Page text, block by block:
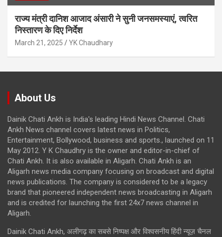
राज्य मंत्री दानिश आजाद अंसारी ने सुनी जनसमस्याएं, त्वरित
निस्तारण के दिए निर्देश
March 21, 2025 YK Chaudhary
About Us
Dainik Chati Ankh is India's leading Hindi News Channel. Chati
Ankh News channel covers latest news in Politics,
Entertainment, Bollywood, business and sports., launched on 11
May 2012. Y K Chaudhry is the owner and editor-in-chief of
Chati Ankh. It is also available in Aligarh. Chati Ankh is an
Aligarh news media company focusing on broadcast and digital
news publications. The company is considered to be a legacy
brand that pioneered independent news broadcasting in Aligarh
and is credited for launching the first 24x7 news channel in
Aligarh.
Dainik Chati Ankh, अलीगढ़ का सबसे निष्पक्ष और विश्वसनीय हिंदी न्यूज़ चैनल